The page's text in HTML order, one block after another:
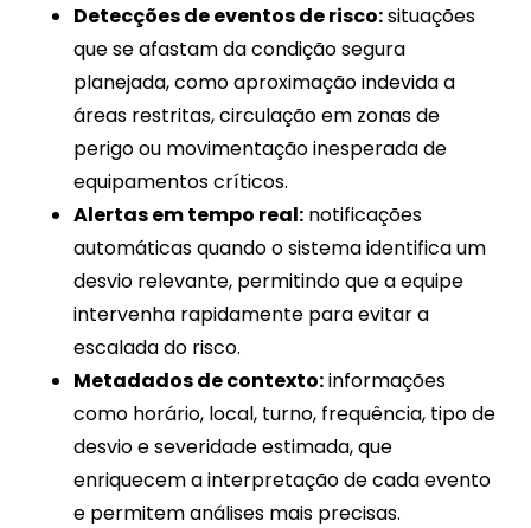
Detecções de eventos de risco:situações
que se afastam da condição segura
planejada, como aproximação indevida a
áreas restritas, circulação em zonas de
perigo ou movimentação inesperada de
equipamentos críticos.​​
Alertas em tempo real: notificações
automáticas quando o sistema identifica um
desvio relevante, permitindo que a equipe
intervenha rapidamente para evitar a
escalada do risco.​​
Metadados de contexto:informações
como horário, local, turno, frequência, tipo de
desvio e severidade estimada, que
enriquecem a interpretação de cada evento
e permitem análises mais precisas.​​